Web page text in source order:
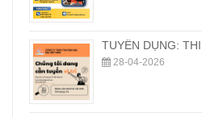
TUYỂN DỤNG:
28-04-2026